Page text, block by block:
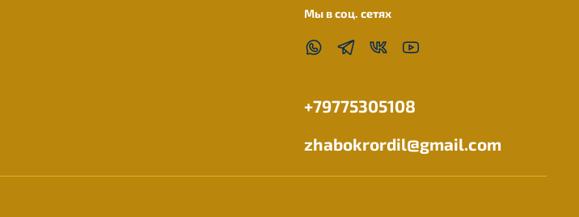
Мы в соц. сетях
+79775305108
zhabokrordil@gmail.com